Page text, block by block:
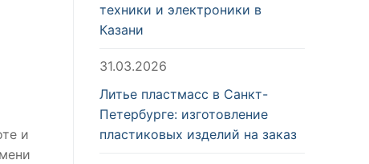
и
техники и электроники в
Казани
31.03.2026
Литье пластмасс в Санкт-
Петербурге: изготовление
пластиковых изделий на заказ